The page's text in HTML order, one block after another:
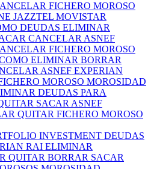
FICHERO MOROSO
JAZZTEL MOVISTAR
DEUDAS ELIMINAR
CANCELAR ASNEF
FICHERO MOROSO
ELIMINAR BORRAR
ASNEF EXPERIAN
MOROSO MOROSIDAD
DEUDAS PARA
SACAR ASNEF
QUITAR FICHERO MOROSO
INVESTMENT DEUDAS
RAI ELIMINAR
QUITAR BORRAR SACAR